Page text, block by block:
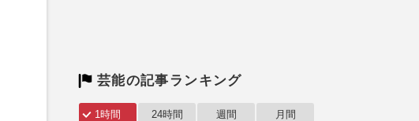
芸能の記事ランキング
1時間 24時間 週間 月間